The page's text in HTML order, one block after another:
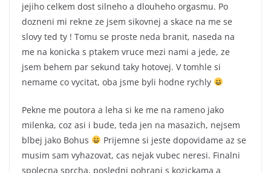
jejiho celkem dost silneho a dlouheho orgasmu. Po
dozneni mi rekne ze jsem sikovnej a skace na me se
slovy ted ty ! Tomu se proste neda branit, naseda na
me na konicka s ptakem vruce mezi nami a jede, ze
jsem behem par sekund taky hotovej. V tomhle si
nemame co vycitat, oba jsme byli hodne rychly
Pekne me poutora a leha si ke me na rameno jako
milenka, coz asi i bude, teda jen na masazich, nejsem
blbej jako Bohus
Prijemne si jeste dopovidame az se
musim sam vyhazovat, cas nejak vubec neresi. Finalni
spolecna sprcha, posledni pohrani s kozickama a